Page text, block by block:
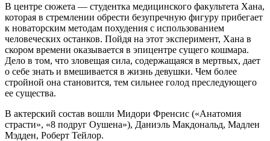
В центре сюжета — студентка медицинского факультета Хана,
которая в стремлении обрести безупречную фигуру прибегает
к новаторским методам похудения с использованием
человеческих останков. Пойдя на этот эксперимент, Хана в
скором времени оказывается в эпицентре сущего кошмара.
Дело в том, что зловещая сила, содержащаяся в мертвых, дает
о себе знать и вмешивается в жизнь девушки. Чем более
стройной она становится, тем сильнее голод преследующего
ее существа.
В актерский состав вошли Мидори Френсис («Анатомия
страсти», «8 подруг Оушена»), Даниэль Макдональд, Мадлен
Мэдден, Роберт Тейлор.